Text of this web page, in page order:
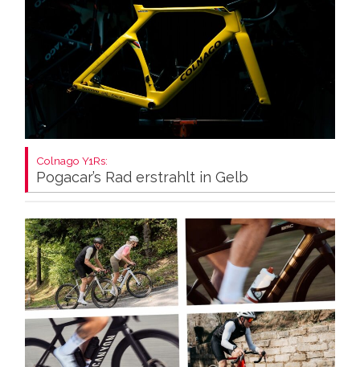
Colnago Y1Rs:
Pogacar’s Rad erstrahlt in Gelb